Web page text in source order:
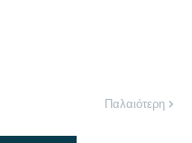
Παλαιότερη